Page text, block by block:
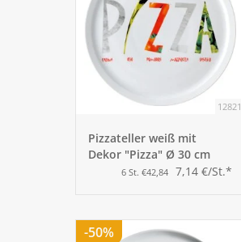
12821
Pizzateller weiß mit
Dekor "Pizza" Ø 30 cm
6 St. €42,84 7,14 €/St.*
-50%